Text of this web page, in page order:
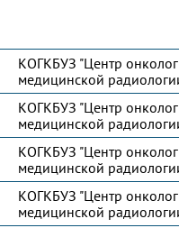
КОГКБУЗ "Центр
медицинской
КОГКБУЗ "Центр
медицинской
КОГКБУЗ "Центр
медицинской
КОГКБУЗ "Центр
медицинской